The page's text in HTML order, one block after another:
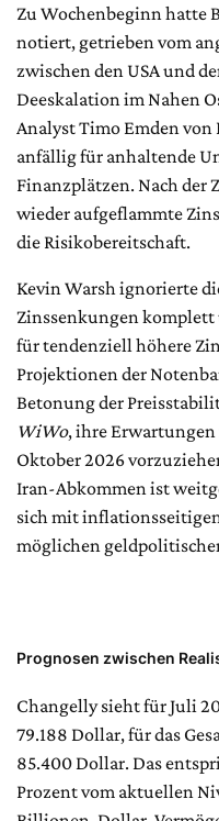
Zu Wochenbeginn hatte
notiert, getrieben vom
zwischen den USA und
Deeskalation im Nahen
Analyst Timo Emden von
anfällig für anhaltende
Finanzplätzen. Nach der
wieder aufgeflammte
die Risikobereitschaft.
Kevin Warsh ignorierte
Zinssenkungen komplett
für tendenziell höhere
Projektionen der
Betonung der
WiWo, ihre
Oktober 2026
Iran-Abkommen ist
sich mit
möglichen
Prognosen zwischen
Changelly sieht für Juli
79.188 Dollar, für das
85.400 Dollar. Das
Prozent vom aktuellen